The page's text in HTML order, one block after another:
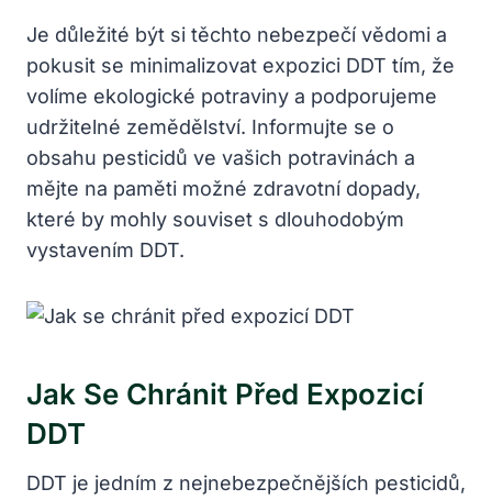
Je důležité být si těchto nebezpečí vědomi a
pokusit se minimalizovat expozici DDT tím, že
volíme ekologické potraviny a podporujeme
udržitelné zemědělství. Informujte se o
obsahu pesticidů ve vašich potravinách a
mějte na paměti možné zdravotní dopady,
které by mohly souviset s dlouhodobým
vystavením DDT.
Jak Se Chránit Před Expozicí
DDT
DDT je jedním z nejnebezpečnějších pesticidů,